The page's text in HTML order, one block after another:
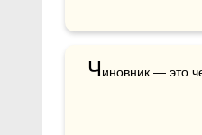
Чиновник — это